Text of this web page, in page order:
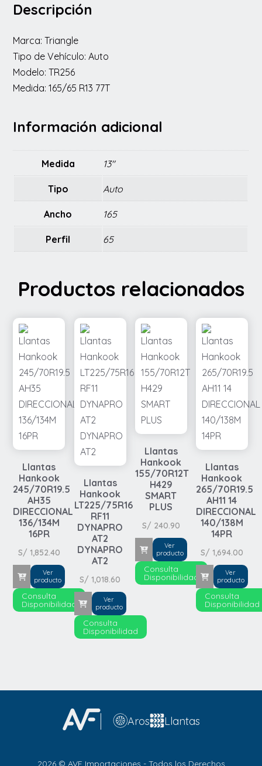
Descripción
Marca: Triangle
Tipo de Vehículo: Auto
Modelo: TR256
Medida: 165/65 R13 77T
Información adicional
Medida 13"
Tipo Auto
Ancho 165
Perfil 65
Productos relacionados
Llantas
Hankook
245/70R19.5
AH35
DIRECCIONAL
136/134M
16PR
S/ 1,852.40
Ver
producto
Consulta
Disponibilidad
Llantas
Hankook
LT225/75R16
RF11
DYNAPRO
AT2
DYNAPRO
AT2
S/ 1,018.60
Ver
producto
Consulta
Disponibilidad
Llantas
Hankook
155/70R12T
H429
SMART
PLUS
S/ 240.90
Ver
producto
Consulta
Disponibilidad
Llantas
Hankook
265/70R19.5
AH11 14
DIRECCIONAL
140/138M
14PR
S/ 1,694.00
Ver
producto
Consulta
Disponibilidad
Aros Llantas
2026 © AVF Importaciones - Todos los Derechos